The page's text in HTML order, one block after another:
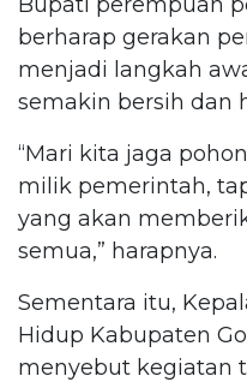
berharap gerakan
menjadi langkah
semakin bersih dan
“Mari kita jaga
milik pemerintah,
yang akan
semua,” harapnya.
Sementara itu,
Hidup Kabupaten
menyebut kegiatan